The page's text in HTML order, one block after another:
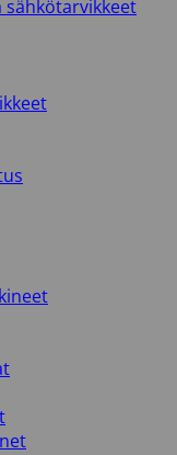
sähkötarvikkeet